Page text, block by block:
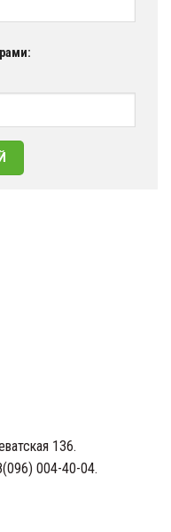
136.
004-40-04.